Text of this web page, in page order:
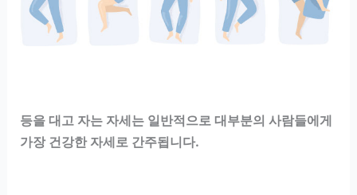
등을 대고 자는 자세는 일반적으로 대부분의 사람들에게
가장 건강한 자세로 간주됩니다.